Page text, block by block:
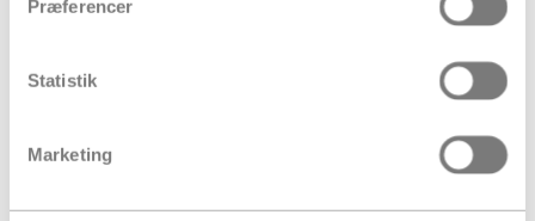
Præferencer
Statistik
Marketing